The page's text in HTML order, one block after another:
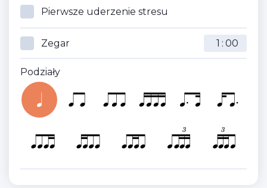
Pierwsze uderzenie stresu
Zegar :
Podziały